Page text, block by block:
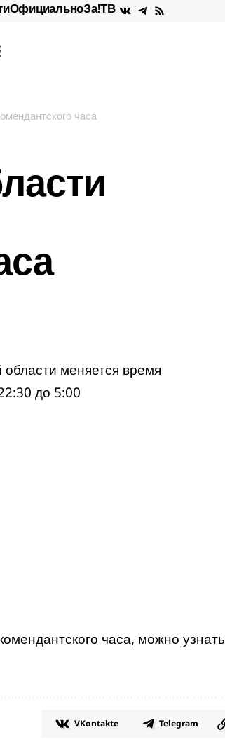
ОфициальноЗа!ТВ
часа
меняется время
до 5:00
часа, можно узнать
VKontakte Telegram